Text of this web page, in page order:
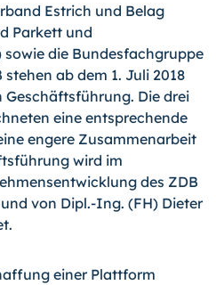
Estrich und Belag
Parkett und
die Bundesfachgruppe
ab dem 1. Juli 2018
Geschäftsführung. Die drei
eine entsprechende
engere Zusammenarbeit
wird im
des ZDB
von Dipl.-Ing. (FH) Dieter
einer Plattform